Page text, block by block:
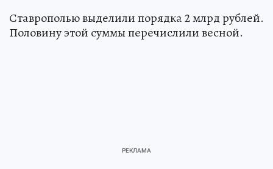
Ставрополью выделили порядка 2 млрд рублей.
Половину этой суммы перечислили весной.